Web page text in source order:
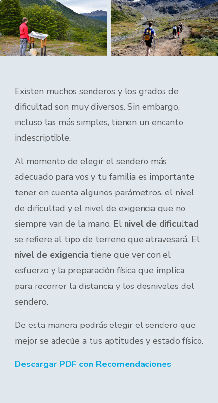
Existen muchos senderos y los grados de
dificultad son muy diversos. Sin embargo,
incluso las más simples, tienen un encanto
indescriptible.
Al momento de elegir el sendero más
adecuado para vos y tu familia es importante
tener en cuenta algunos parámetros, el nivel
de dificultad y el nivel de exigencia que no
siempre van de la mano. El nivel de dificultad
se refiere al tipo de terreno que atravesará. El
nivel de exigencia tiene que ver con el
esfuerzo y la preparación física que implica
para recorrer la distancia y los desniveles del
sendero.
De esta manera podrás elegir el sendero que
mejor se adecúe a tus aptitudes y estado físico.
Descargar PDF con Recomendaciones